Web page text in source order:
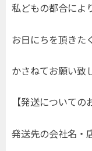
私どもの都合に
お日にちを頂きた
かさねてお願い致
【発送についての
発送先の会社名・